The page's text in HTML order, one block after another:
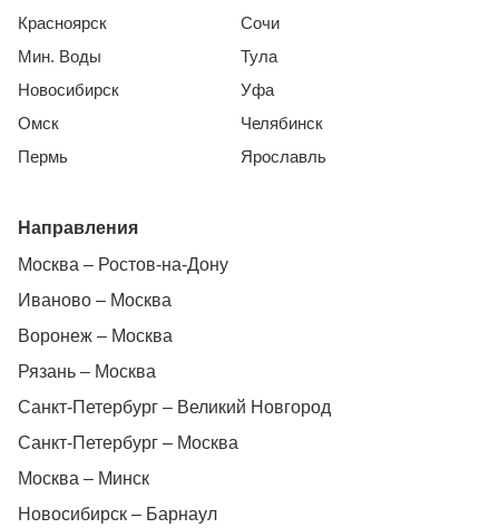
Красноярск
Мин. Воды
Новосибирск
Омск
Пермь
Сочи
Тула
Уфа
Челябинск
Ярославль
Направления
Москва – Ростов-на-Дону
Иваново – Москва
Воронеж – Москва
Рязань – Москва
Санкт-Петербург – Великий Новгород
Санкт-Петербург – Москва
Москва – Минск
Новосибирск – Барнаул